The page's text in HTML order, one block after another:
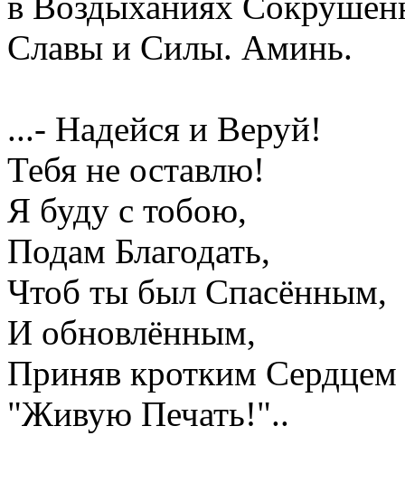
Славы и Силы. Аминь.
...- Надейся и Веруй!
Тебя не оставлю!
Я буду с тобою,
Подам Благодать,
Чтоб ты был Спасённым,
И обновлённым,
Приняв кротким Сердцем
"Живую Печать!"..